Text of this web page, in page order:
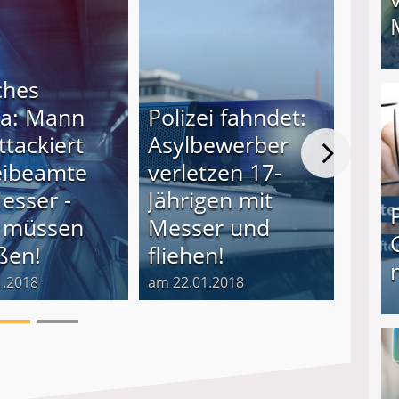
Mann
-
Polizei fahndet:
Asylbewerber
verletzen 17-
Jährigen mit
Messer und
fliehen!
am 22.01.2018
Er
am
I❶I Schnell Geld verdienen: 20 seriöse
Produkttester werden und Geld verdienen ↻